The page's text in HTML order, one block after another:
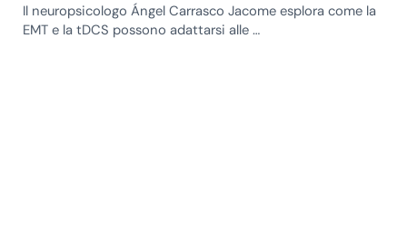
Il neuropsicologo Ángel Carrasco Jacome esplora come la
EMT e la tDCS possono adattarsi alle …